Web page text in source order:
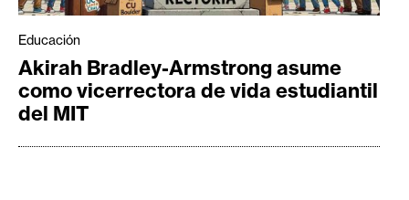
Educación
Akirah Bradley-Armstrong asume
como vicerrectora de vida estudiantil
del MIT